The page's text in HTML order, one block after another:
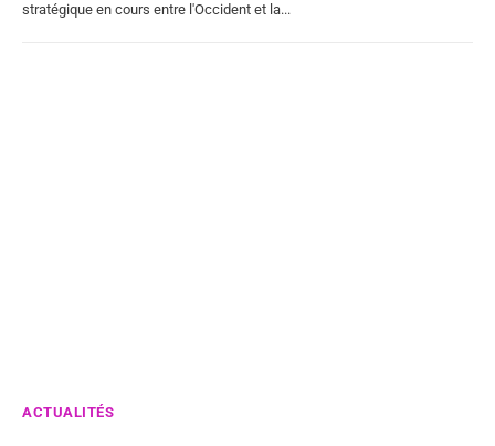
stratégique en cours entre l'Occident et la...
ACTUALITÉS